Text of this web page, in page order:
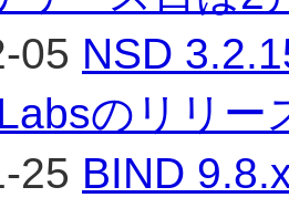
05 NSD
のリリー
25 BIND